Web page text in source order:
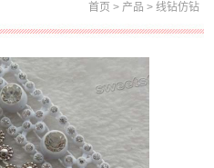
首页 > 产品 > 线钻仿钻